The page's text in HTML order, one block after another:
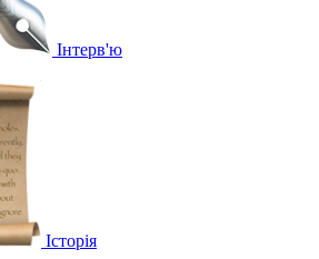
Інтерв'ю
Історія